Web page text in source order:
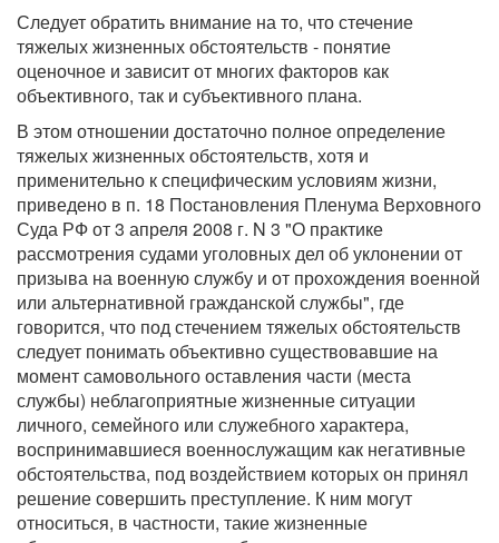
Следует обратить внимание на то, что стечение
тяжелых жизненных обстоятельств - понятие
оценочное и зависит от многих факторов как
объективного, так и субъективного плана.
В этом отношении достаточно полное определение
тяжелых жизненных обстоятельств, хотя и
применительно к специфическим условиям жизни,
приведено в п. 18 Постановления Пленума Верховного
Суда РФ от 3 апреля 2008 г. N 3 "О практике
рассмотрения судами уголовных дел об уклонении от
призыва на военную службу и от прохождения военной
или альтернативной гражданской службы", где
говорится, что под стечением тяжелых обстоятельств
следует понимать объективно существовавшие на
момент самовольного оставления части (места
службы) неблагоприятные жизненные ситуации
личного, семейного или служебного характера,
воспринимавшиеся военнослужащим как негативные
обстоятельства, под воздействием которых он принял
решение совершить преступление. К ним могут
относиться, в частности, такие жизненные